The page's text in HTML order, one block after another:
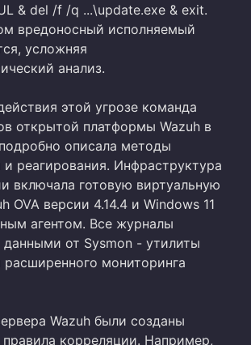
& del /f /q ...\update.exe & exit.
вредоносный исполняемый
усложняя
анализ.
этой угрозе команда
открытой платформы Wazuh в
подробно описала методы
реагирования. Инфраструктура
включала готовую виртуальную
OVA версии 4.14.4 и Windows 11
агентом. Все журналы
от Sysmon - утилиты
мониторинга
Wazuh были созданы
корреляции. Например,